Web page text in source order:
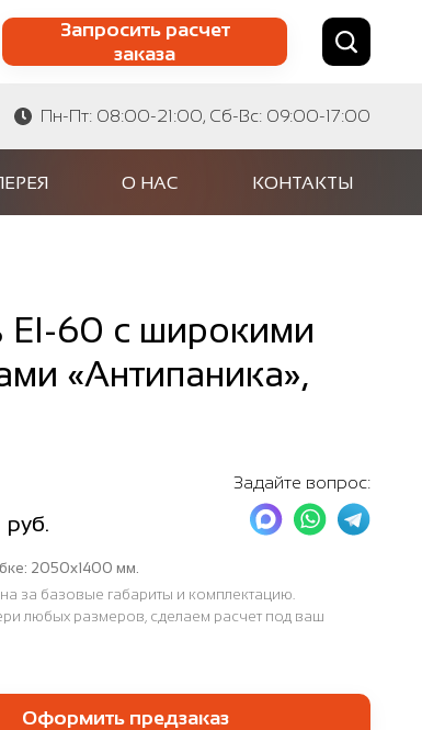
Запросить расчет
заказа
по сайту Найти по артикулу
Пн-Пт: 08:00-21:00, Сб-Вс: 09:00-17:00
О НАС КОНТАКТЫ
EI-60 с широкими
«Антипаника»,
руб.
Задайте вопрос:
2050х1400 мм.
за базовые габариты и комплектацию.
любых размеров, сделаем расчет под ваш
Оформить предзаказ